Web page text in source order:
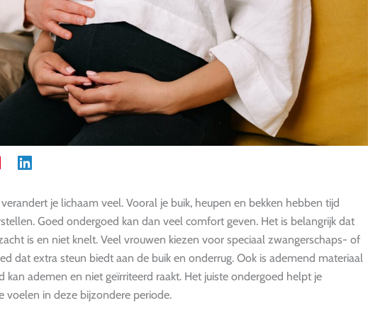
je lichaam veel. Vooral je buik, heupen en bekken hebben tijd
Goed ondergoed kan dan veel comfort geven. Het is belangrijk dat
is en niet knelt. Veel vrouwen kiezen voor speciaal zwangerschaps- of
dat extra steun biedt aan de buik en onderrug. Ook is ademend materiaal
kan ademen en niet geïrriteerd raakt. Het juiste ondergoed helpt je
voelen in deze bijzondere periode.